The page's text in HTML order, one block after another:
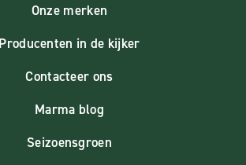
Onze merken
Producenten in de kijker
Contacteer ons
Marma blog
Seizoensgroen